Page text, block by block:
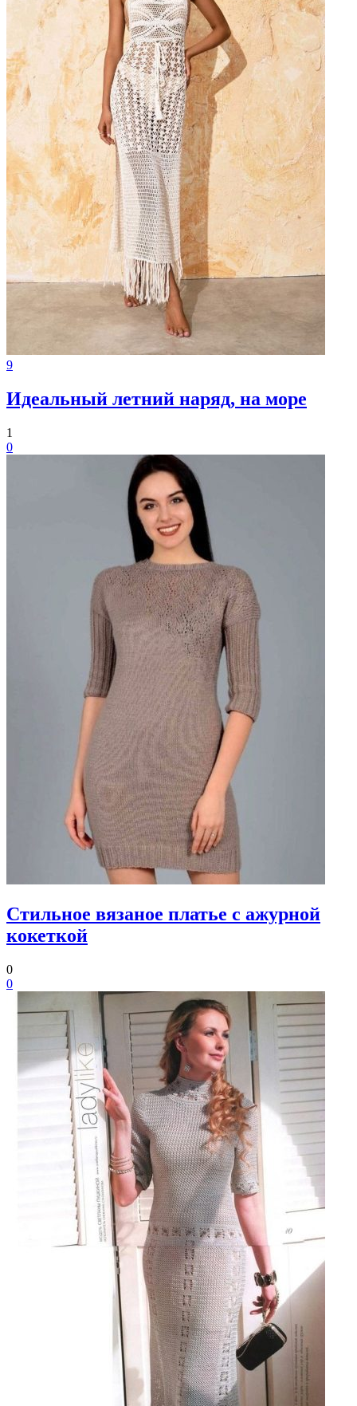
9
Идеальный летний наряд, на море
1
0
Стильное вязаное платье с ажурной
кокеткой
0
0